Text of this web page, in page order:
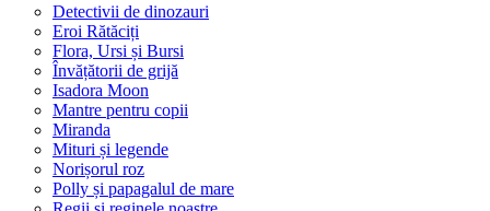
Detectivii de dinozauri
Eroi Rătăciți
Flora, Ursi și Bursi
Învățătorii de grijă
Isadora Moon
Mantre pentru copii
Miranda
Mituri și legende
Norișorul roz
Polly și papagalul de mare